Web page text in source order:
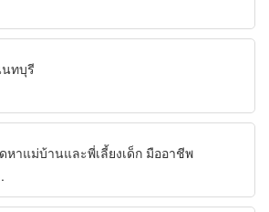
ทบุรี
หาแม่บ้านและพี่เลี้ยงเด็ก มืออาชีพ